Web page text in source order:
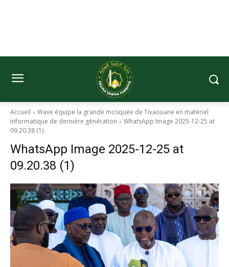
Accueil
Wave équipe la grande mosquée de Tivaouane en matériel
informatique de dernière génération
WhatsApp Image 2025-12-25 at
09.20.38 (1)
WhatsApp Image 2025-12-25 at
09.20.38 (1)